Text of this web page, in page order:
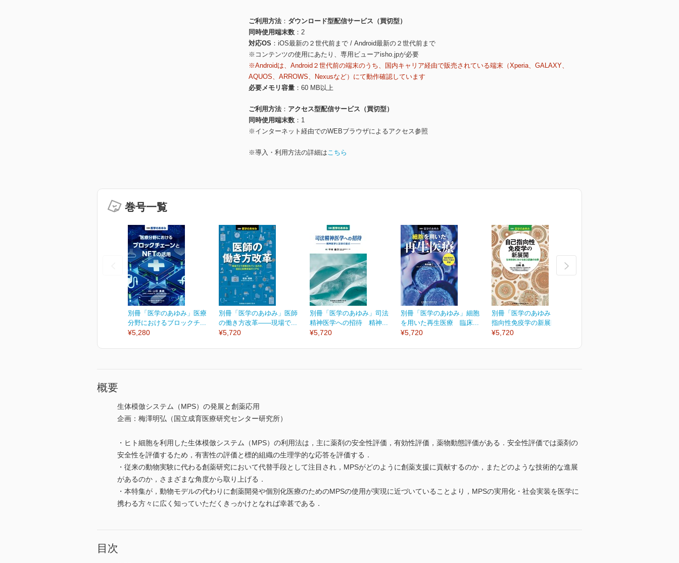
ご利用方法
ダウンロード型配信サービス（買切型）
同時使用端末数
2
対応OS
iOS最新の２世代前まで / Android最新の２世代前まで
※コンテンツの使用にあたり、専用ビューアisho.jpが必要
※Androidは、Android２世代前の端末のうち、国内キャリア経由で販売されている端末（Xperia、GALAXY、
AQUOS、ARROWS、Nexusなど）にて動作確認しています
必要メモリ容量
60 MB以上
ご利用方法
アクセス型配信サービス（買切型）
同時使用端末数
1
※インターネット経由でのWEBブラウザによるアクセス参照
※導入・利用方法の詳細はこちら
巻号一覧
別冊「医学のあゆみ」医療
分野におけるブロックチ...
¥5,280
別冊「医学のあゆみ」医師
の働き方改革――現場で...
¥5,720
別冊「医学のあゆみ」司法
精神医学への招待 精神...
¥5,720
別冊「医学のあゆみ」細胞
を用いた再生医療 臨床...
¥5,720
別冊「医学のあゆみ」自己
指向性免疫学の新展開...
¥5,720
概要
生体模倣システム（MPS）の発展と創薬応用
企画：梅澤明弘（国立成育医療研究センター研究所）
・ヒト細胞を利用した生体模倣システム（MPS）の利用法は，主に薬剤の安全性評価，有効性評価，薬物動態評価がある．安全性評価では薬剤の
安全性を評価するため，有害性の評価と標的組織の生理学的な応答を評価する．
・従来の動物実験に代わる創薬研究において代替手段として注目され，MPSがどのように創薬支援に貢献するのか，またどのような技術的な進展
があるのか，さまざまな角度から取り上げる．
・本特集が，動物モデルの代わりに創薬開発や個別化医療のためのMPSの使用が実現に近づいていることより，MPSの実用化・社会実装を医学に
携わる方々に広く知っていただくきっかけとなれば幸甚である．
目次